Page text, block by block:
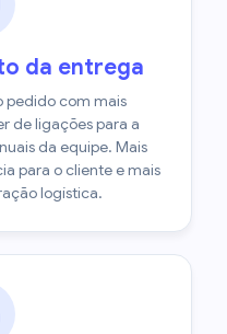
da entrega
pedido com mais
de ligações para a
da equipe. Mais
para o cliente e mais
logística.